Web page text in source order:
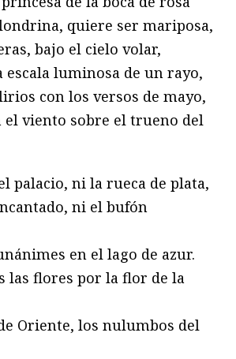
quiere ser mariposa,
bajo el cielo volar,
luminosa de un rayo,
con los versos de mayo,
el viento sobre el trueno del
palacio, ni la rueca de plata,
ni el bufón
en el lago de azur.
las flores por la flor de la
Oriente, los nulumbos del